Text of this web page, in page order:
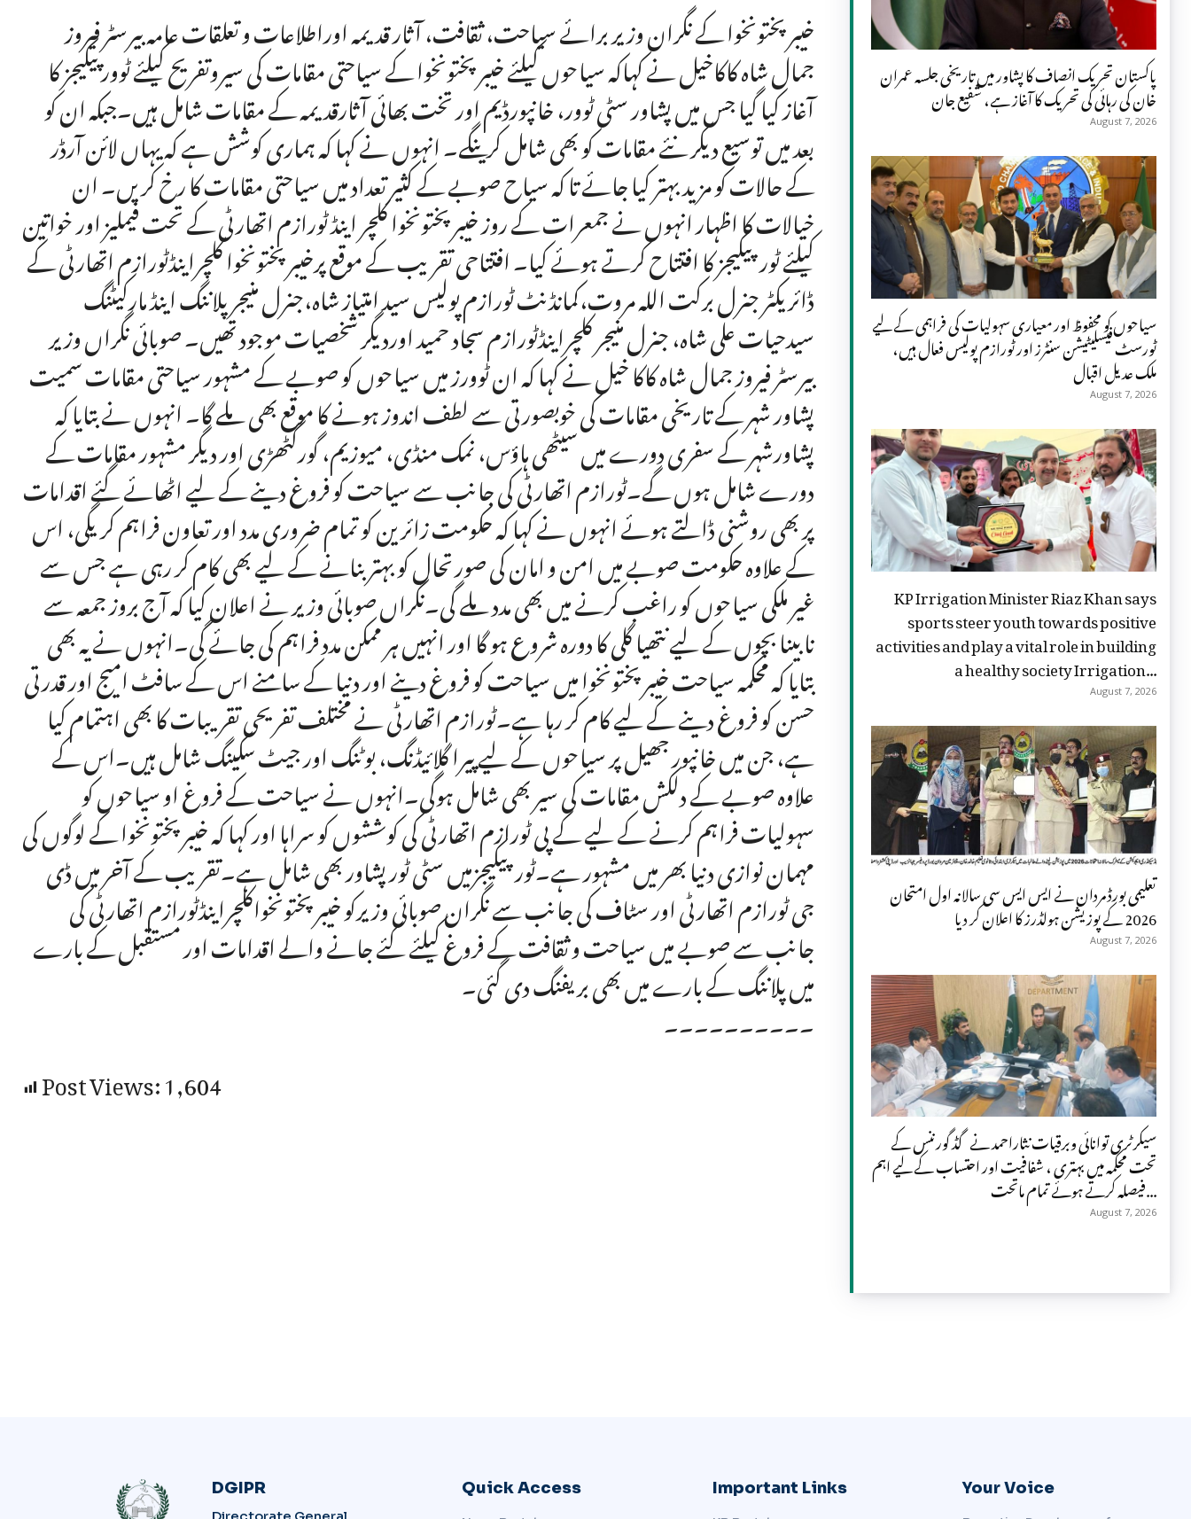
خیبر پختونخوا کے نگران وزیر برائے سیاحت، ثقافت، آثار قدیمہ اوراطلاعات و تعلقات عامہ بیرسٹر فیروز
جمال شاہ کاکاخیل نے کہاکہ سیاحوں کیلئے خیبرپختونخوا کے سیاحتی مقامات کی سیروتفریح کیلئے ٹوور پیکیجز کا
آغاز کیا گیا جس میں پشاور سٹی ٹوور، خانپورڈیم اور تخت بھائی آثارقدیمہ کے مقامات شامل ہیں۔جبکہ ان کو
بعد میں توسیع دیکر نئے مقامات کو بھی شامل کرینگے۔ انہوں نے کہا کہ ہماری کوشش ہے کہ یہاں لائن آرڈر
کے حالات کو مزید بہتر کیا جائے تا کہ سیاح صوبے کے کثیر تعداد میں سیاحتی مقامات کا رخ کریں۔ ان
خیالات کا اظہار انہوں نے جمعرات کے روز خیبرپختونخوا کلچر اینڈ ٹورازم اتھارٹی کے تحت فیملیز اور خواتین
کیلئے ٹورپیکیجز کا افتتاح کرتے ہوئے کیا۔ افتتاحی تقریب کے موقع پرخیبرپختونخوا کلچراینڈٹورازم اتھارٹی کے
ڈائریکٹر جنرل برکت اللہ مروت،کمانڈنٹ ٹورازم پولیس سید امتیاز شاہ،جنرل منیجر پلاننگ اینڈ مارکیٹنگ
سیدحیات علی شاہ، جنرل منیجر کلچراینڈٹورازم سجاد حمید اوردیگر شخصیات موجود تھیں۔ صوبائی نگراں وزیر
بیرسٹر فیروز جمال شاہ کاکا خیل نے کہا کہ ان ٹوورز میں سیاحوں کو صوبے کے مشہور سیاحتی مقامات سمیت
پشاور شہر کے تاریخی مقامات کی خوبصورتی سے لطف اندوز ہونے کا موقع بھی ملے گا۔ انہوں نے بتایا کہ
پشاورشہر کے سفری دورے میں سیٹھی ہاؤس، نمک منڈی، میوزیم، گورگٹھڑی اور دیگر مشہور مقامات کے
دورے شامل ہوں گے۔ٹورازم اتھارٹی کی جانب سے سیاحت کو فروغ دینے کے لیے اٹھائے گئے اقدامات
پر بھی روشنی ڈالتے ہوئے انہوں نے کہا کہ حکومت زائرین کو تمام ضروری مدد اور تعاون فراہم کریگی، اس
کے علاوہ حکومت صوبے میں امن و امان کی صورتحال کو بہتر بنانے کے لیے بھی کام کر رہی ہے جس سے
غیر ملکی سیاحوں کو راغب کرنے میں بھی مدد ملے گی۔نگراں صوبائی وزیر نے اعلان کیا کہ آج بروز جمعہ سے
نابینا بچوں کے لیے نتھیا گلی کا دورہ شروع ہو گا اور انہیں ہر ممکن مدد فراہم کی جائے گی۔انہوں نے یہ بھی
بتایا کہ محکمہ سیاحت خیبرپختونخوا میں سیاحت کو فروغ دینے اور دنیا کے سامنے اس کے سافٹ امیج اور قدرتی
حسن کو فروغ دینے کے لیے کام کر رہا ہے۔ٹورازم اتھارٹی نے مختلف تفریحی تقریبات کا بھی اہتمام کیا
ہے، جن میں خانپور جھیل پر سیاحوں کے لیے پیرا گلائیڈنگ، بوٹنگ اور جیٹ سکینگ شامل ہیں۔اس کے
علاوہ صوبے کے دلکش مقامات کی سیر بھی شامل ہوگی۔انہوں نے سیاحت کے فروغ او سیاحوں کو
سہولیات فراہم کرنے کے لیے کے پی ٹورازم اتھارٹی کی کوششوں کو سراہا اور کہا کہ خیبر پختونخوا کے لوگوں کی
مہمان نوازی دنیا بھر میں مشہور ہے۔ٹورپیکیجزمیں سٹی ٹورپشاور بھی شامل ہے۔تقریب کے آخر میں ڈی
جی ٹورازم اتھارٹی اور سٹاف کی جانب سے نگران صوبائی وزیرکو خیبرپختونخواکلچراینڈٹورازم اتھارٹی کی
جانب سے صوبے میں سیاحت و ثقافت کے فروغ کیلئے کئے جانے والے اقدامات اور مستقبل کے بارے
میں پلاننگ کے بارے میں بھی بریفنگ دی گئی۔
۔۔۔۔۔۔۔۔۔۔
Post Views:1,604
پاکستان تحریک انصاف کا پشاور میں تاریخی جلسہ عمران
خان کی رہائی کی تحریک کا آغاز ہے، شفیع جان
August 7, 2026
سیاحوں کو محفوظ اور معیاری سہولیات کی فراہمی کے لیے
ٹورسٹ فیسلیٹیشن سنٹرز اور ٹورازم پولیس فعال ہیں،
ملک عدیل اقبال
August 7, 2026
KP Irrigation Minister Riaz Khan says
sports steer youth towards positive
activities and play a vital role in building
a healthy society Irrigation...
August 7, 2026
تعلیمی بورڈ مردان نے ایس ایس سی سالانہ اول امتحان
2026 کے پوزیشن ہولڈرز کا اعلان کر دیا
August 7, 2026
سیکرٹری توانائی وبرقیات نثاراحمد نے گڈ گورننس کے
تحت محکمہ میں بہتری ، شفافیت اور احتساب کے لیے اہم
فیصلہ کرتے ہوئے تمام ماتحت...
August 7, 2026
DGIPR Quick Access Important Links Your Voice